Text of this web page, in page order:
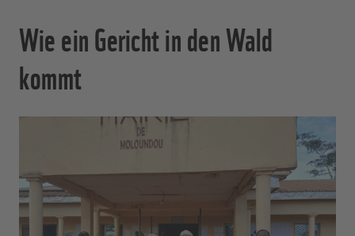
Wie ein Gericht in den Wald
kommt